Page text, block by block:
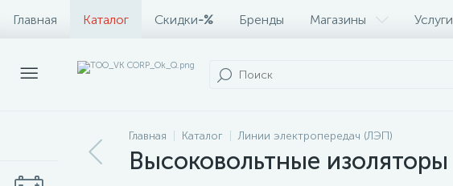
Главная Каталог Скидки-% Бренды Магазины Услуги
Главная Каталог Линии электропередач (ЛЭП)
Высоковольтные изоляторы